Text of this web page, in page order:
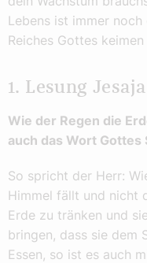
Lebens ist immer
Reiches Gottes keimen
1. Lesung Jesaja
Wie der Regen die
auch das Wort
So spricht der Herr:
Himmel fällt und nicht
Erde zu tränken und
bringen, dass sie dem
Essen, so ist es auch